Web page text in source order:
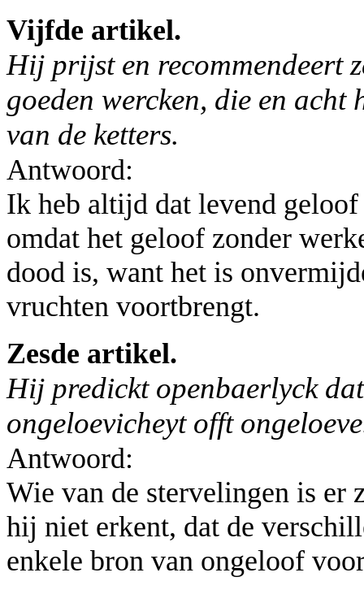
Vijfde artikel.
Hij prijst en recommendeert
goeden wercken, die en
van de ketters.
Antwoord:
Ik heb altijd dat levend
omdat het geloof zonder
dood is, want het is
vruchten voortbrengt.
Zesde artikel.
Hij predickt openbaerlyck
ongeloevicheyt offt
Antwoord:
Wie van de stervelingen is er
hij niet erkent, dat de
enkele bron van ongeloof